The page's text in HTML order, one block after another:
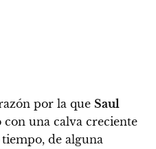
por la que Saul
con una calva creciente
de alguna